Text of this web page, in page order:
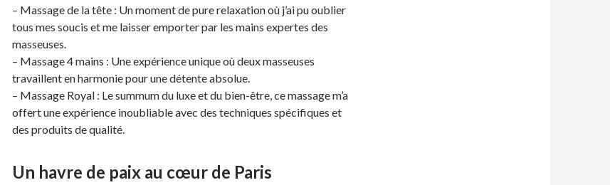
– Massage de la tête : Un moment de pure relaxation où j’ai pu oublier
tous mes soucis et me laisser emporter par les mains expertes des
masseuses.
– Massage 4 mains : Une expérience unique où deux masseuses
travaillent en harmonie pour une détente absolue.
– Massage Royal : Le summum du luxe et du bien-être, ce massage m’a
offert une expérience inoubliable avec des techniques spécifiques et
des produits de qualité.
Un havre de paix au cœur de Paris